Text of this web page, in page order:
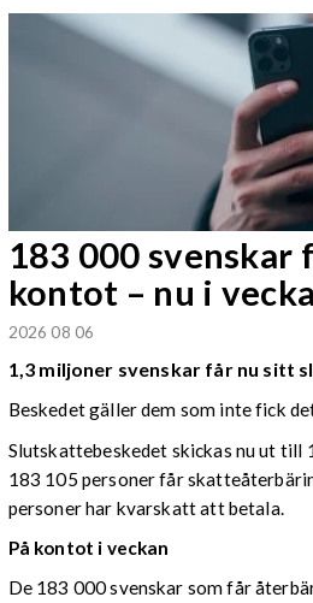
183 000 svenskar
kontot – nu i
2026 08 06
1,3 miljoner svenskar får nu sitt
Beskedet gäller dem som inte fick
Slutskattebeskedet skickas nu ut till
183 105 personer får
personer har kvarskatt att betala.
På kontot i veckan
De 183 000 svenskar som får